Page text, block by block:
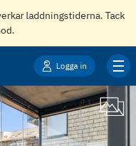
laddningstiderna. Tack
Logga in